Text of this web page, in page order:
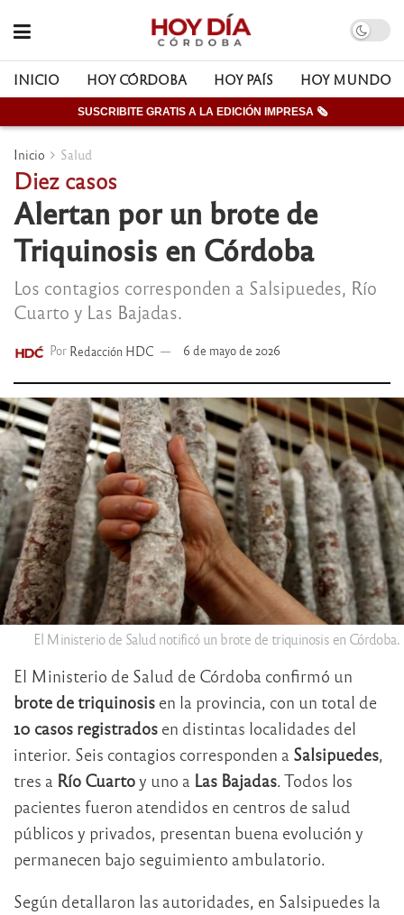
INICIO HOY CÓRDOBA HOY PAÍS HOY MUNDO
SUSCRIBITE GRATIS A LA EDICIÓN IMPRESA 🗞
Inicio Salud
Diez casos
Alertan por un brote de
Triquinosis en Córdoba
Los contagios corresponden a Salsipuedes, Río
Cuarto y Las Bajadas.
Por Redacción HDC 6 de mayo de 2026
El Ministerio de Salud notificó un brote de triquinosis en Córdoba.
El Ministerio de Salud de Córdoba confirmó un
brote de triquinosis en la provincia, con un total de
10 casos registrados en distintas localidades del
interior. Seis contagios corresponden a Salsipuedes,
tres a Río Cuartoy uno a Las Bajadas. Todos los
pacientes fueron atendidos en centros de salud
públicos y privados, presentan buena evolución y
permanecen bajo seguimiento ambulatorio.
Según detallaron las autoridades, en Salsipuedes la